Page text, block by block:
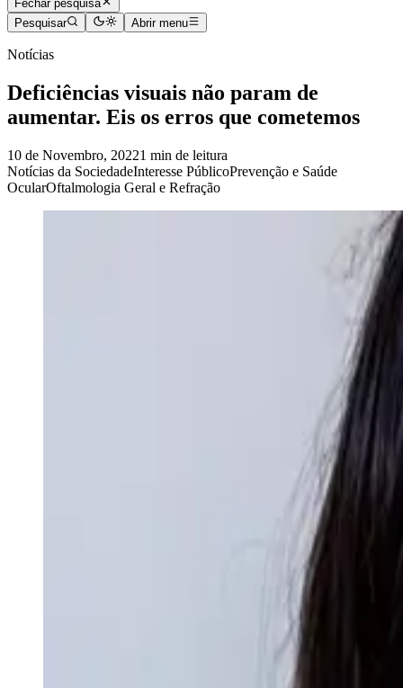
Fechar pesquisa
Pesquisar
Abrir menu
Notícias
Deficiências visuais não param de
aumentar. Eis os erros que cometemos
10 de Novembro, 20221 min de leitura
Notícias da SociedadeInteresse PúblicoPrevenção e Saúde
OcularOftalmologia Geral e Refração